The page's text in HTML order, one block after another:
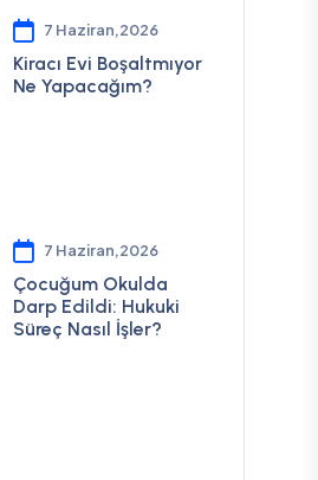
7 Haziran,2026
Kiracı Evi Boşaltmıyor
Ne Yapacağım?
7 Haziran,2026
Çocuğum Okulda
Darp Edildi: Hukuki
Süreç Nasıl İşler?